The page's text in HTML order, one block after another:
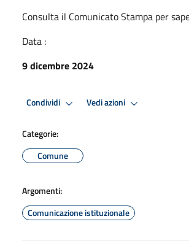
Consulta il Comunicato Stampa per
Data :
9 dicembre 2024
Condividi Vedi azioni
Categorie:
Comune
Argomenti:
Comunicazione istituzionale